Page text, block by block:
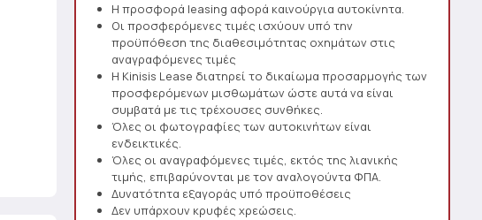
Η προσφορά leasing αφορά καινούργια αυτοκίνητα.
Οι προσφερόμενες τιμές ισχύουν υπό την
προϋπόθεση της διαθεσιμότητας οχημάτων στις
αναγραφόμενες τιμές
Η Kinisis Lease διατηρεί το δικαίωμα προσαρμογής των
προσφερόμενων μισθωμάτων ώστε αυτά να είναι
συμβατά με τις τρέχουσες συνθήκες.
Όλες οι φωτογραφίες των αυτοκινήτων είναι
ενδεικτικές.
Όλες οι αναγραφόμενες τιμές, εκτός της λιανικής
τιμής, επιβαρύνονται με τον αναλογούντα ΦΠΑ.
Δυνατότητα εξαγοράς υπό προϋποθέσεις
Δεν υπάρχουν κρυφές χρεώσεις.